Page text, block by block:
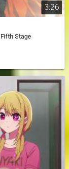
3:26
Stage